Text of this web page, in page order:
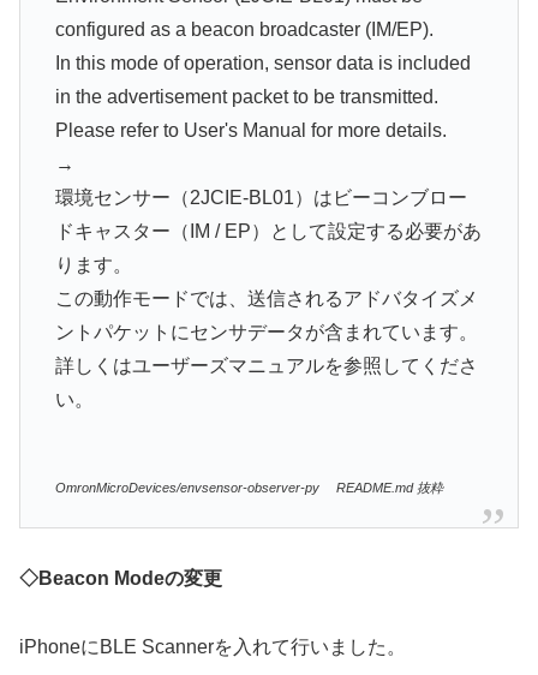
configured as a beacon broadcaster (IM/EP).
In this mode of operation, sensor data is included
in the advertisement packet to be transmitted.
Please refer to User's Manual for more details.
→
環境センサー（2JCIE-BL01）はビーコンブロー
ドキャスター（IM / EP）として設定する必要があ
ります。
この動作モードでは、送信されるアドバタイズメ
ントパケットにセンサデータが含まれています。
詳しくはユーザーズマニュアルを参照してくださ
い。
OmronMicroDevices/envsensor-observer-py README.md 抜粋
◇Beacon Modeの変更
iPhoneにBLE Scannerを入れて行いました。